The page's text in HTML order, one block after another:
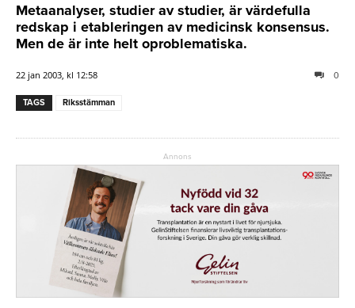
Metaanalyser, studier av studier, är värdefulla
redskap i etableringen av medicinsk konsensus.
Men de är inte helt oproblematiska.
22 jan 2003, kl 12:58 0
TAGS Riksstämman
Annons